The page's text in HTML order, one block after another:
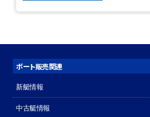
ボート販売関連
新艇情報
中古艇情報